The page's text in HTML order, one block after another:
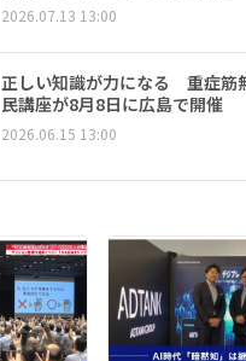
2026.07.13 13:00
正しい知識が力になる 重症筋
民講座が8月8日に広島で開催
2026.06.15 13:00